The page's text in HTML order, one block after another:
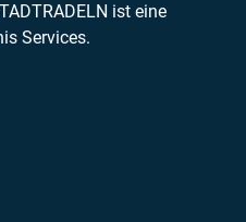
ist eine
Services.